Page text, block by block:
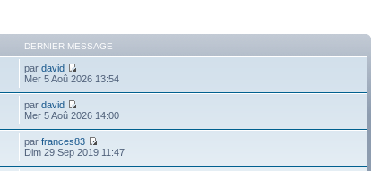
DERNIER MESSAGE
pardavid
Mer 5 Aoû 2026 13:54
pardavid
Mer 5 Aoû 2026 14:00
parfrances83
Dim 29 Sep 2019 11:47